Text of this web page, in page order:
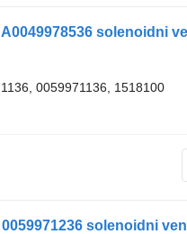
0059971136, 1518100